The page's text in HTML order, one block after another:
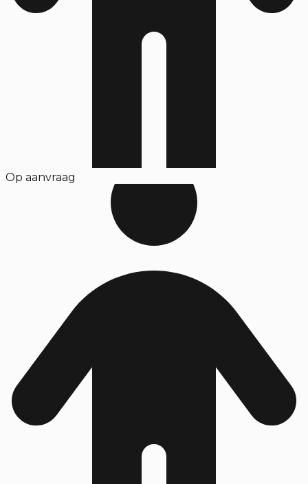
Op aanvraag